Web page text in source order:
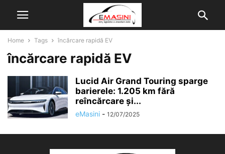
Home Tags încărcare rapidă EV
încărcare rapidă EV
Lucid Air Grand Touring sparge
barierele: 1.205 km fără
reîncărcare și...
eMasini - 12/07/2025